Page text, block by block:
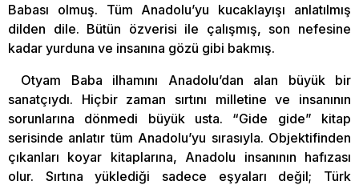
Babası olmuş. Tüm Anadolu’yu kucaklayışı anlatılmış
dilden dile. Bütün özverisi ile çalışmış, son nefesine
kadar yurduna ve insanına gözü gibi bakmış.
Otyam Baba ilhamını Anadolu’dan alan büyük bir
sanatçıydı. Hiçbir zaman sırtını milletine ve insanının
sorunlarına dönmedi büyük usta. “Gide gide” kitap
serisinde anlatır tüm Anadolu’yu sırasıyla. Objektifinden
çıkanları koyar kitaplarına, Anadolu insanının hafızası
olur. Sırtına yüklediği sadece eşyaları değil; Türk